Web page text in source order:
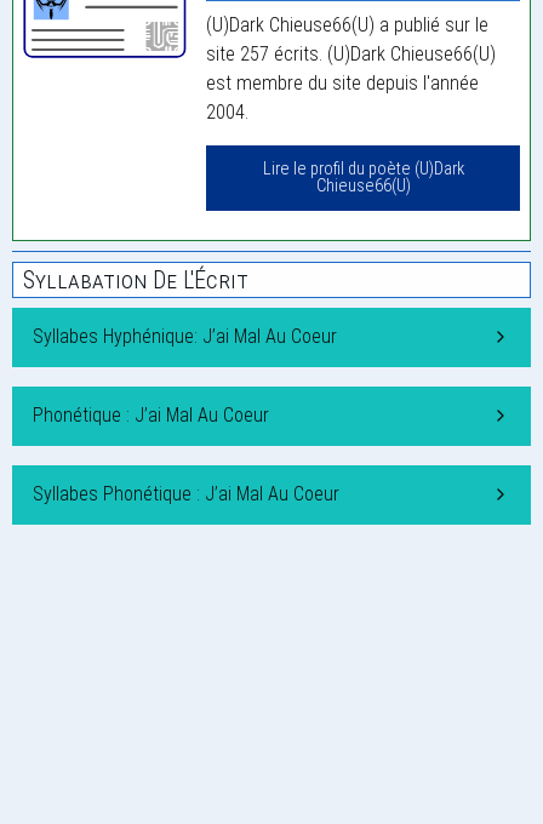
(U)Dark Chieuse66(U) a publié sur le
site 257 écrits. (U)Dark Chieuse66(U)
est membre du site depuis l'année
2004.
Lire le profil du poète (U)Dark
Chieuse66(U)
Syllabation De L'Écrit
Syllabes Hyphénique: J’ai Mal Au Coeur
Phonétique : J’ai Mal Au Coeur
Syllabes Phonétique : J’ai Mal Au Coeur